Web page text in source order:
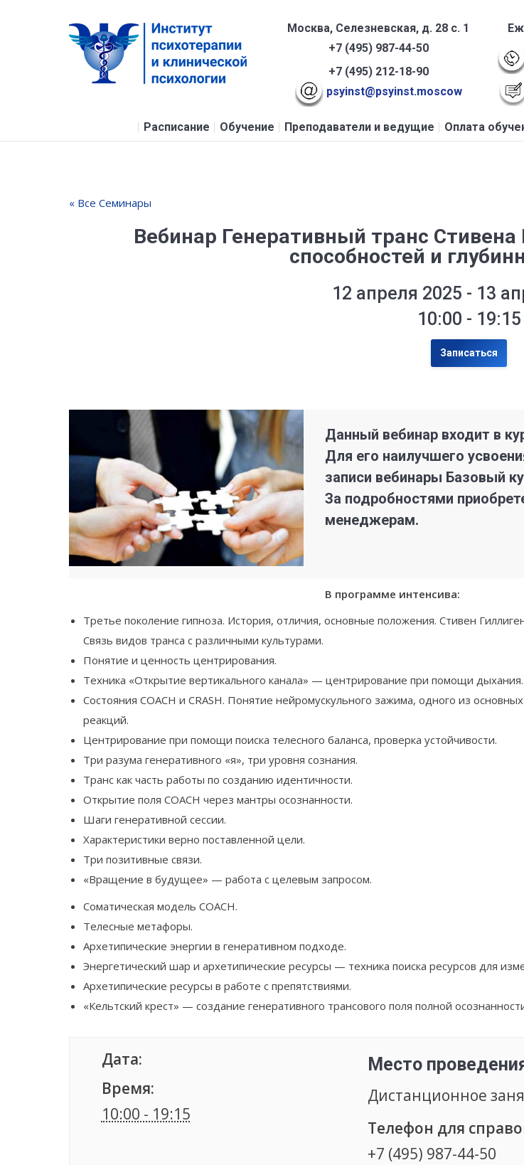
Москва, Селезневская, д. 28 с. 1
+7 (495) 987-44-50
+7 (495) 212-18-90
psyinst@psyinst.moscow
Расписание Обучение Преподаватели и ведущие Оплата
« Все Семинары
Вебинар Генеративный транс
способностей и
12 апреля 2025 - 13
10:00 - 19:15
Записаться
Данный вебинар входит в
Для его наилучшего
записи вебинары Базовый
За подробностями
менеджерам.
В программе интенсива:
Третье поколение гипноза. История, отличия, основные положения. Стивен
Связь видов транса с различными культурами.
Понятие и ценность центрирования.
Техника «Открытие вертикального канала» — центрирование при помощи дыхания.
Состояния COACH и CRASH. Понятие нейромускульного зажима, одного из
реакций.
Центрирование при помощи поиска телесного баланса, проверка устойчивости.
Три разума генеративного «я», три уровня сознания.
Транс как часть работы по созданию идентичности.
Открытие поля COACH через мантры осознанности.
Шаги генеративной сессии.
Характеристики верно поставленной цели.
Три позитивные связи.
«Вращение в будущее» — работа с целевым запросом.
Соматическая модель COACH.
Телесные метафоры.
Архетипические энергии в генеративном подходе.
Энергетический шар и архетипические ресурсы — техника поиска ресурсов для
Архетипические ресурсы в работе с препятствиями.
«Кельтский крест» — создание генеративного трансового поля полной
Дата:
Время:
10:00 - 19:15
Место
Дистанционное
Телефон для
+7 (495) 987-44-50